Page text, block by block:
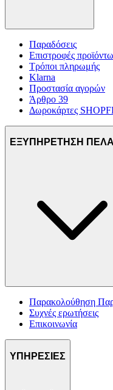
Παραδόσεις
Επιστροφές
Τρόποι πληρωμής
Klarna
Προστασία αγορών
Άρθρο 39
Δωροκάρτες
ΕΞΥΠΗΡΕΤΗΣΗ
Παρακολούθηση
Συχνές ερωτήσεις
Επικοινωνία
ΥΠΗΡΕΣΙΕΣ